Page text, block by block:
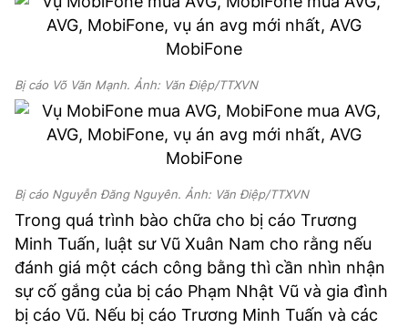
Bị cáo Võ Văn Mạnh. Ảnh: Văn Điệp/TTXVN
Bị cáo Nguyễn Đăng Nguyên. Ảnh: Văn Điệp/TTXVN
Trong quá trình bào chữa cho bị cáo Trương
Minh Tuấn, luật sư Vũ Xuân Nam cho rằng nếu
đánh giá một cách công bằng thì cần nhìn nhận
sự cố gắng của bị cáo Phạm Nhật Vũ và gia đình
bị cáo Vũ. Nếu bị cáo Trương Minh Tuấn và các